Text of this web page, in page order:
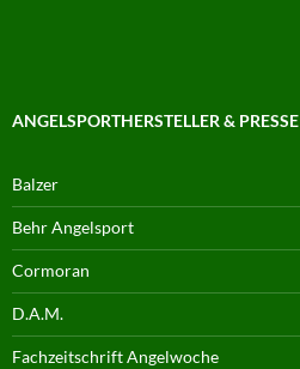
ANGELSPORTHERSTELLER & PRESSE
Balzer
Behr Angelsport
Cormoran
D.A.M.
Fachzeitschrift Angelwoche